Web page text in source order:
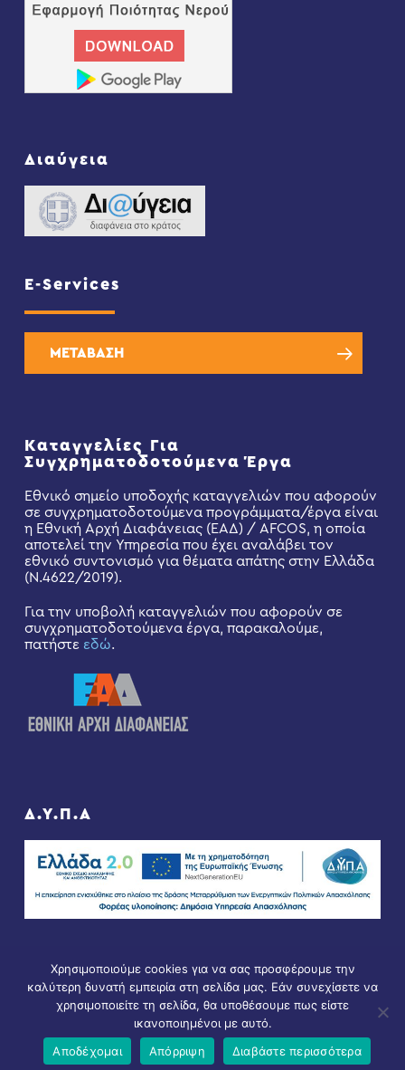
Διαύγεια
E-Services
ΜΕΤΑΒΑΣΗ
Καταγγελίες Για
Συγχρηματοδοτούμενα Έργα
Εθνικό σημείο υποδοχής καταγγελιών που αφορούν
σε συγχρηματοδοτούμενα προγράμματα/έργα είναι
η Εθνική Αρχή Διαφάνειας (ΕΑΔ) / AFCOS, η οποία
αποτελεί την Υπηρεσία που έχει αναλάβει τον
εθνικό συντονισμό για θέματα απάτης στην Ελλάδα
(Ν.4622/2019).
Για την υποβολή καταγγελιών που αφορούν σε
συγχρηματοδοτούμενα έργα, παρακαλούμε,
πατήστε εδώ.
Δ.Υ.Π.Α
© Copyright 2021 - All Rights Reserved. D & D by
Χρησιμοποιούμε cookies για να σας προσφέρουμε την
καλύτερη δυνατή εμπειρία στη σελίδα μας. Εάν συνεχίσετε να
χρησιμοποιείτε τη σελίδα, θα υποθέσουμε πως είστε
ικανοποιημένοι με αυτό.
Αποδέχομαι
Απόρριψη Διαβάστε περισσότερα